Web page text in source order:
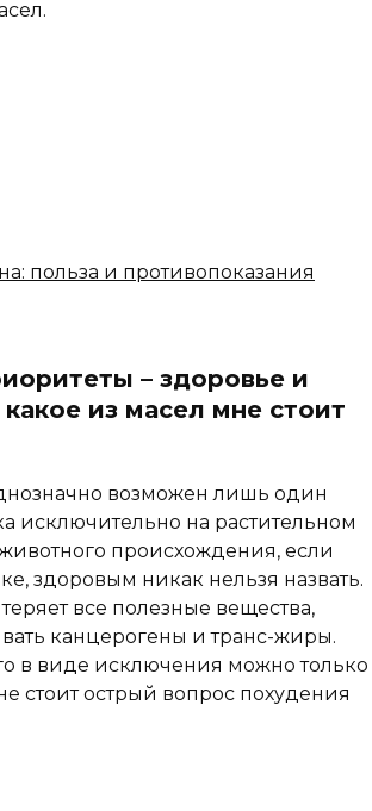
польза и противопоказания
– здоровье и
из масел мне стоит
возможен лишь один
исключительно на растительном
происхождения, если
здоровым никак нельзя назвать.
все полезные вещества,
канцерогены и транс-жиры.
в виде исключения можно только
стоит острый вопрос похудения